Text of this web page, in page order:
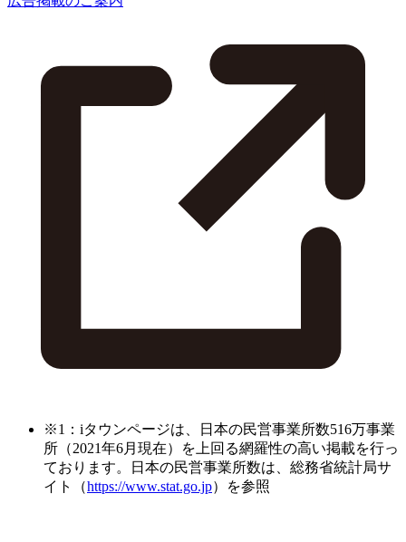
※1：iタウンページは、日本の民営事業所数516万事業
所（2021年6月現在）を上回る網羅性の高い掲載を行っ
ております。日本の民営事業所数は、総務省統計局サ
イト（https://www.stat.go.jp）を参照